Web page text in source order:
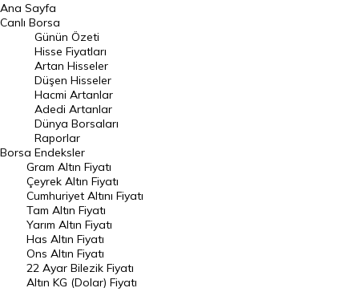
BIST 100 Hisseleri
En Çok Artan Hisseler
En Çok Düşen Hisseler
Hacmi Artanlar
Geçmiş Kapanışlar
Dünya Borsaları
Raporlar
Endeksler
DÖVİZ
Döviz Kuru
Dolar Kuru
Ana Sayfa
Canlı Borsa
Borsa
Günün Özeti
Hisse Fiyatları
Artan Hisseler
Düşen Hisseler
Hacmi Artanlar
Adedi Artanlar
Dünya Borsaları
Raporlar
Endeksler
Gram Altın Fiyatı
Çeyrek Altın Fiyatı
Cumhuriyet Altını Fiyatı
Tam Altın Fiyatı
Yarım Altın Fiyatı
Has Altın Fiyatı
Ons Altın Fiyatı
22 Ayar Bilezik Fiyatı
Altın KG (Dolar) Fiyatı